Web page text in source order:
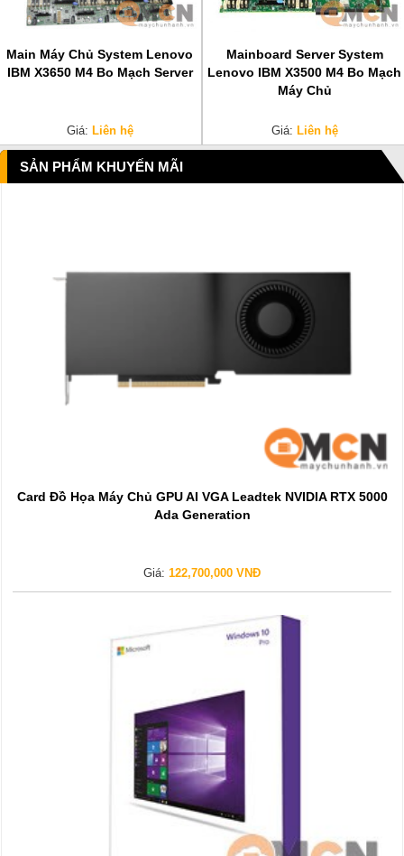
Main Máy Chủ System Lenovo
IBM X3650 M4 Bo Mạch Server
Giá: Liên hệ
Mainboard Server System
Lenovo IBM X3500 M4 Bo Mạch
Máy Chủ
Giá: Liên hệ
SẢN PHẨM KHUYẾN MÃI
Card Đồ Họa Máy Chủ GPU AI VGA Leadtek NVIDIA RTX 5000
Ada Generation
Giá: 122,700,000 VNĐ